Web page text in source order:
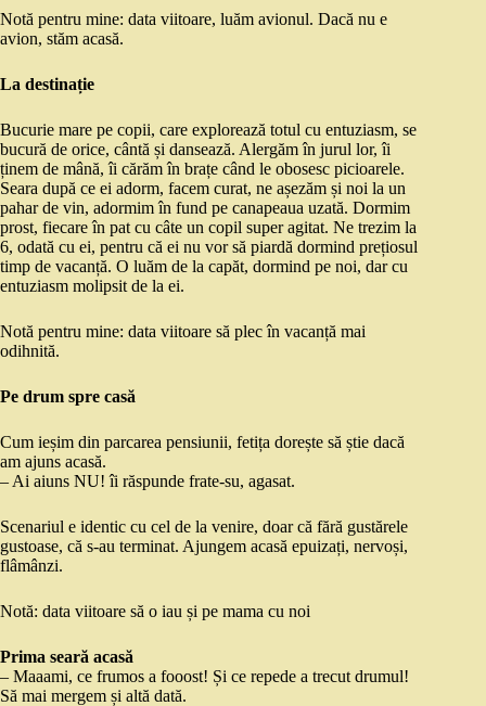
Notă pentru mine: data viitoare, luăm avionul. Dacă nu e
avion, stăm acasă.
La destinație
Bucurie mare pe copii, care explorează totul cu entuziasm, se
bucură de orice, cântă și dansează. Alergăm în jurul lor, îi
ținem de mână, îi cărăm în brațe când le obosesc picioarele.
Seara după ce ei adorm, facem curat, ne așezăm și noi la un
pahar de vin, adormim în fund pe canapeaua uzată. Dormim
prost, fiecare în pat cu câte un copil super agitat. Ne trezim la
6, odată cu ei, pentru că ei nu vor să piardă dormind prețiosul
timp de vacanță. O luăm de la capăt, dormind pe noi, dar cu
entuziasm molipsit de la ei.
Notă pentru mine: data viitoare să plec în vacanță mai
odihnită.
Pe drum spre casă
Cum ieșim din parcarea pensiunii, fetița dorește să știe dacă
am ajuns acasă.
– Ai aiuns NU! îi răspunde frate-su, agasat.
Scenariul e identic cu cel de la venire, doar că fără gustărele
gustoase, că s-au terminat. Ajungem acasă epuizați, nervoși,
flâmânzi.
Notă: data viitoare să o iau și pe mama cu noi
Prima seară acasă
– Maaami, ce frumos a fooost! Și ce repede a trecut drumul!
Să mai mergem și altă dată.